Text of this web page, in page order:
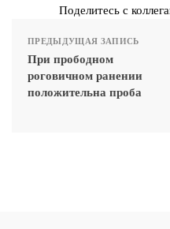
Поделитесь с
ПРЕДЫДУЩАЯ ЗАПИСЬ
При прободном
роговичном ранении
положительна проба